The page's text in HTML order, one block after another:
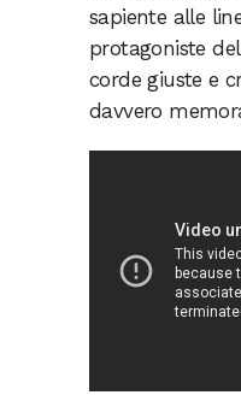
sapiente alle
protagoniste
corde giuste e
davvero